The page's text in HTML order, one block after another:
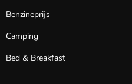
Benzineprijs
Camping
Bed & Breakfast